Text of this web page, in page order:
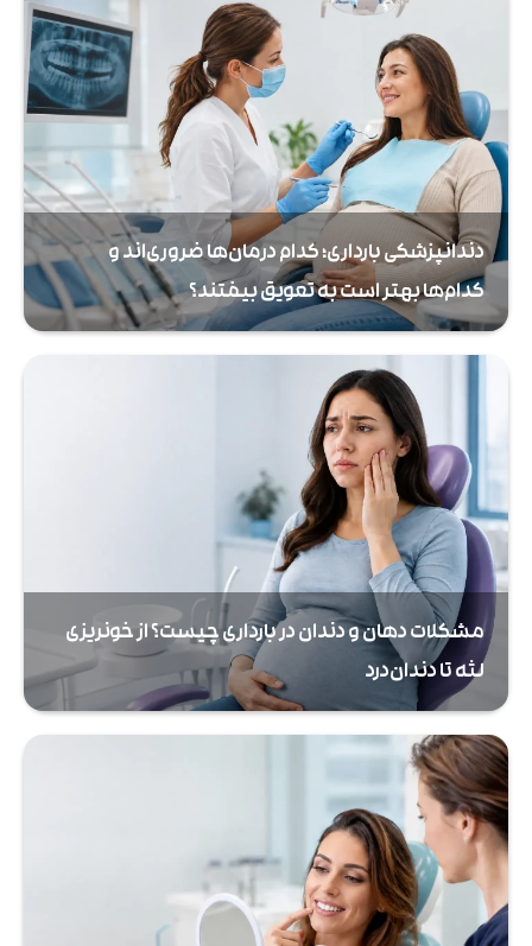
دندانپزشکی بارداری؛ کدام درمان‌ها ضروری‌اند و
کدام‌ها بهتر است به تعویق بیفتند؟
مشکلات دهان و دندان در بارداری چیست؟ از خونریزی
لثه تا دندان‌درد